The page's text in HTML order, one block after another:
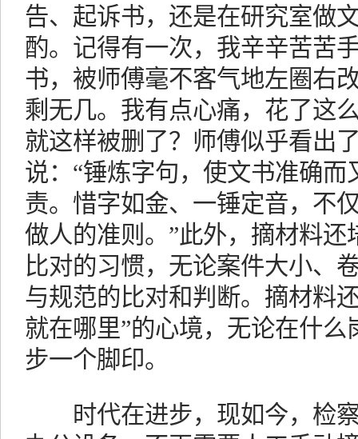
告、起诉书，还是在研究室做
酌。记得有一次，我辛辛苦苦
书，被师傅毫不客气地左圈右
剩无几。我有点心痛，花了这
就这样被删了？师傅似乎看出
说：“锤炼字句，使文书准确
责。惜字如金、一锤定音，不
做人的准则。”此外，摘材料
比对的习惯，无论案件大小、
与规范的比对和判断。摘材料
就在哪里”的心境，无论在什
步一个脚印。
时代在进步，现如今，检察